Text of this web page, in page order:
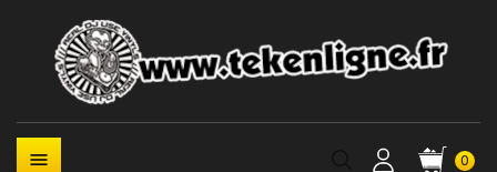
0
